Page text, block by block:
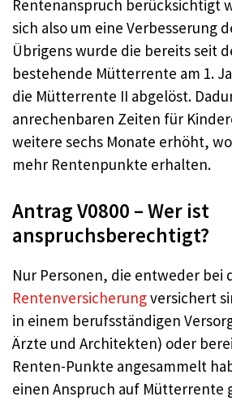
Rentenanspruch berücksichtigt
sich also um eine Verbesserung
Übrigens wurde die bereits seit
bestehende Mütterrente am 1.
die Mütterrente II abgelöst.
anrechenbaren Zeiten für
weitere sechs Monate erhöht,
mehr Rentenpunkte erhalten.
Antrag V0800 – Wer ist
anspruchsberechtigt?
Nur Personen, die entweder bei
Rentenversicherungversichert
in einem berufsständigen
Ärzte und Architekten) oder
Renten-Punkte angesammelt
einen Anspruch auf Mütterrente